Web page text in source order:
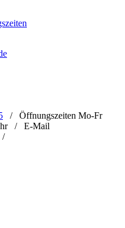
/ Öffnungszeiten Mo-Fr
/ E-Mail
/